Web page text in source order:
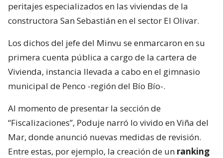
peritajes especializados en las viviendas de la
constructora San Sebastián en el sector El Olivar.
Los dichos del jefe del Minvu se enmarcaron en su
primera cuenta pública a cargo de la cartera de
Vivienda, instancia llevada a cabo en el gimnasio
municipal de Penco -región del Bío Bío-.
Al momento de presentar la sección de
“Fiscalizaciones”, Poduje narró lo vivido en Viña del
Mar, donde anunció nuevas medidas de revisión.
Entre estas, por ejemplo, la creación de un ranking